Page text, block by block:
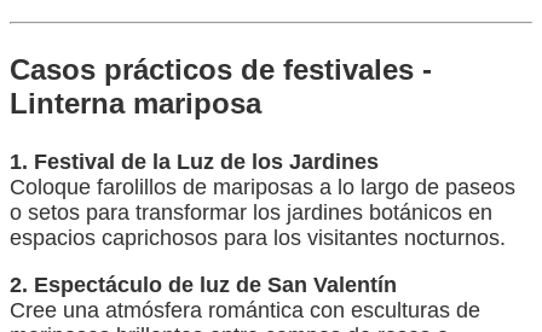
Casos prácticos de festivales -
Linterna mariposa
1. Festival de la Luz de los Jardines
Coloque farolillos de mariposas a lo largo de paseos
o setos para transformar los jardines botánicos en
espacios caprichosos para los visitantes nocturnos.
2. Espectáculo de luz de San Valentín
Cree una atmósfera romántica con esculturas de